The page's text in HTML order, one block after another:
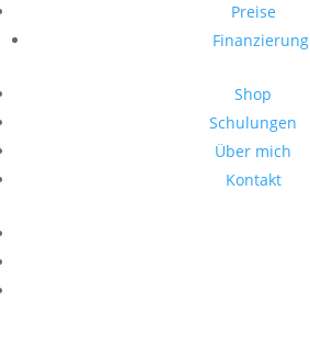
Preise
Finanzierung
Shop
Schulungen
Über mich
Kontakt